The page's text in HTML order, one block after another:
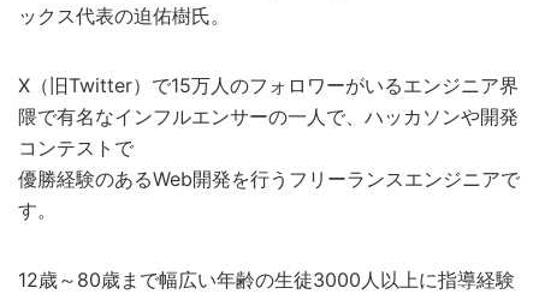
ックス代表の迫佑樹氏。
X（旧Twitter）で15万人のフォロワーがいるエンジニア界
隈で有名なインフルエンサーの一人で、ハッカソンや開発
コンテストで
優勝経験のあるWeb開発を行うフリーランスエンジニアで
す。
12歳～80歳まで幅広い年齢の生徒3000人以上に指導経験